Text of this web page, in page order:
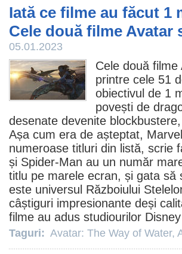
Iată ce filme au făcut 1
Cele două filme Avatar
05.01.2023
Cele două filme
printre cele 51
obiectivul de 1
povești de
desenate devenite
Așa cum era de așteptat,
numeroase titluri din listă, scrie
și Spider-Man au un număr
titlu pe marele ecran, și gata să
este universul Războiului
câștiguri impresionante deși
filme au adus studiourilor
Taguri: Avatar: The Way of Water,